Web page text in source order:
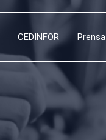
CEDINFOR Prensa